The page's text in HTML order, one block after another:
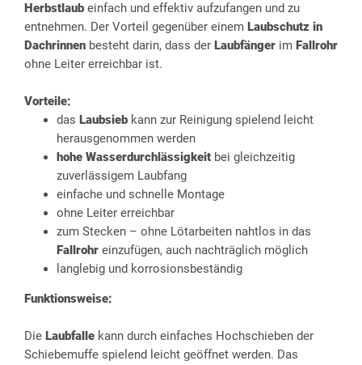
Herbstlaub einfach und effektiv aufzufangen und zu
entnehmen. Der Vorteil gegenüber einem Laubschutz in
Dachrinnen besteht darin, dass der Laubfänger im Fallrohr
ohne Leiter erreichbar ist.
Vorteile:
das Laubsieb kann zur Reinigung spielend leicht
herausgenommen werden
hohe Wasserdurchlässigkeit bei gleichzeitig
zuverlässigem Laubfang
einfache und schnelle Montage
ohne Leiter erreichbar
zum Stecken – ohne Lötarbeiten nahtlos in das
Fallrohr einzufügen, auch nachträglich möglich
langlebig und korrosionsbeständig
Funktionsweise:
Die Laubfalle kann durch einfaches Hochschieben der
Schiebemuffe spielend leicht geöffnet werden. Das